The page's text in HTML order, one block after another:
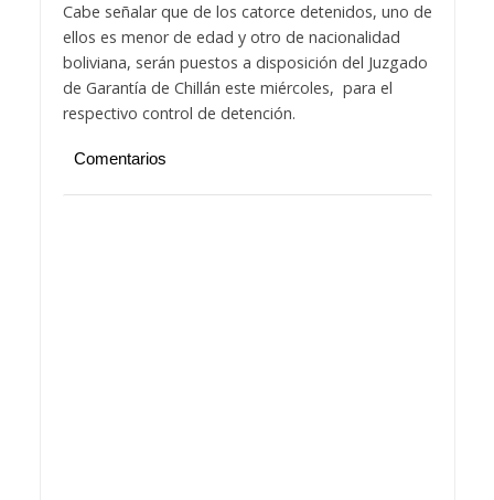
Cabe señalar que de los catorce detenidos, uno de
ellos es menor de edad y otro de nacionalidad
boliviana, serán puestos a disposición del Juzgado
de Garantía de Chillán este miércoles, para el
respectivo control de detención.
Comentarios